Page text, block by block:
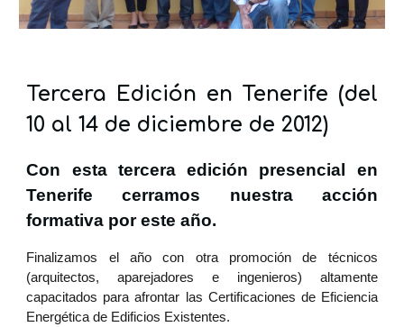
Tercera Edición en Tenerife (del
10 al 14 de diciembre de 2012)
Con esta tercera edición presencial en
Tenerife cerramos nuestra acción
formativa por este año.
Finalizamos el año con otra promoción de técnicos
(arquitectos, aparejadores e ingenieros) altamente
capacitados para afrontar las Certificaciones de Eficiencia
Energética de Edificios Existentes.